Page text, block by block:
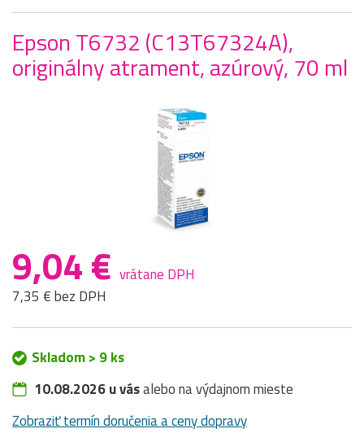
Epson T6732 (C13T67324A),
originálny atrament, azúrový, 70 ml
9,04 € vrátane DPH
7,35 € bez DPH
Skladom > 9 ks
10.08.2026 u vásalebo na výdajnom mieste
Zobraziť termín doručenia a ceny dopravy